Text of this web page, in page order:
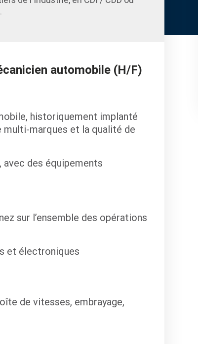
automobile (H/F)
historiquement implanté
marques et la qualité de
avec des équipements
sur l’ensemble des opérations
et électroniques
de vitesses, embrayage,